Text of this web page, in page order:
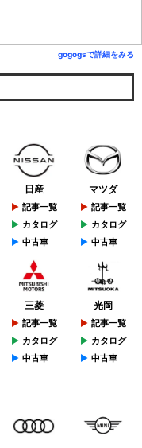
gogogsで詳細をみる
日産
記事一覧
カタログ
中古車
マツダ
記事一覧
カタログ
中古車
三菱
記事一覧
カタログ
中古車
光岡
記事一覧
カタログ
中古車